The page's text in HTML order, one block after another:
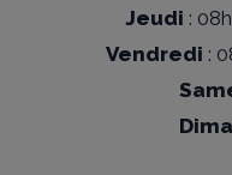
Jeudi :
Vendredi :